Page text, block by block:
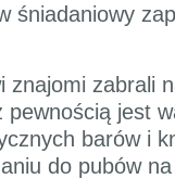
śniadaniowy
zabrali
jest
barów i
do pubów